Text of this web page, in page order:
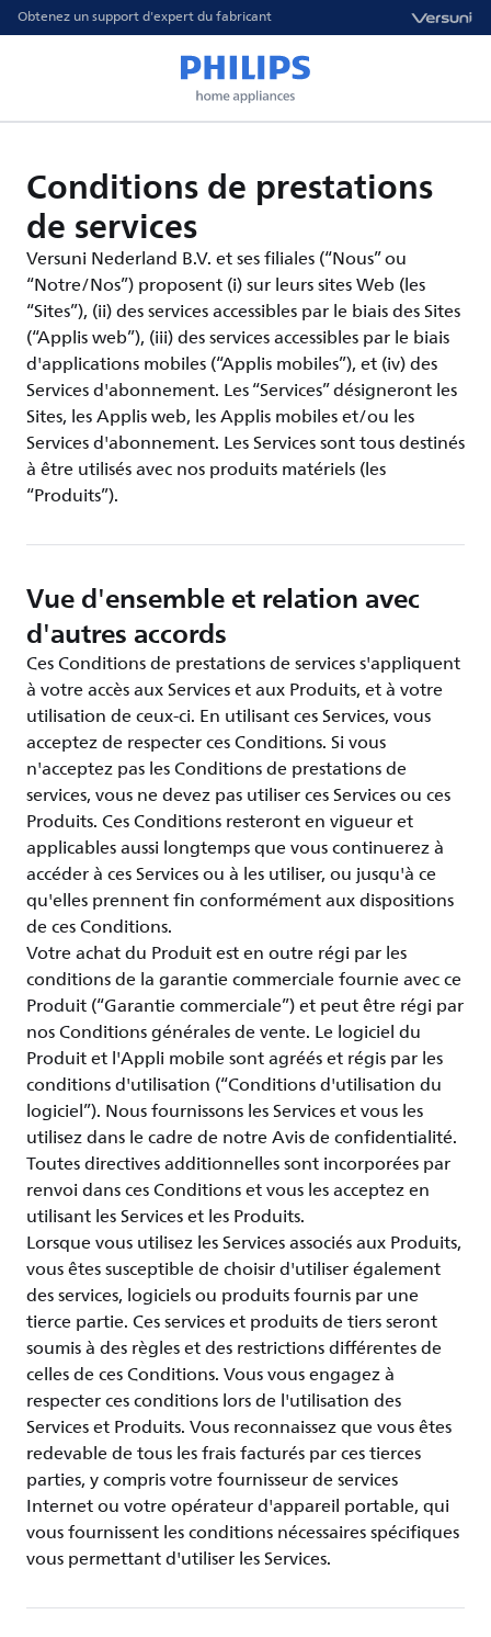
Obtenez un support d'expert du fabricant
Conditions de prestations
de services
Versuni Nederland B.V. et ses filiales (“Nous” ou
“Notre/Nos”) proposent (i) sur leurs sites Web (les
“Sites”), (ii) des services accessibles par le biais des Sites
(“Applis web”), (iii) des services accessibles par le biais
d'applications mobiles (“Applis mobiles”), et (iv) des
Services d'abonnement. Les “Services” désigneront les
Sites, les Applis web, les Applis mobiles et/ou les
Services d'abonnement. Les Services sont tous destinés
à être utilisés avec nos produits matériels (les
“Produits”).
Vue d'ensemble et relation avec
d'autres accords
Ces Conditions de prestations de services s'appliquent
à votre accès aux Services et aux Produits, et à votre
utilisation de ceux-ci. En utilisant ces Services, vous
acceptez de respecter ces Conditions. Si vous
n'acceptez pas les Conditions de prestations de
services, vous ne devez pas utiliser ces Services ou ces
Produits. Ces Conditions resteront en vigueur et
applicables aussi longtemps que vous continuerez à
accéder à ces Services ou à les utiliser, ou jusqu'à ce
qu'elles prennent fin conformément aux dispositions
de ces Conditions.
Votre achat du Produit est en outre régi par les
conditions de la garantie commerciale fournie avec ce
Produit (“Garantie commerciale”) et peut être régi par
nos Conditions générales de vente. Le logiciel du
Produit et l'Appli mobile sont agréés et régis par les
conditions d'utilisation (“Conditions d'utilisation du
logiciel”). Nous fournissons les Services et vous les
utilisez dans le cadre de notre Avis de confidentialité.
Toutes directives additionnelles sont incorporées par
renvoi dans ces Conditions et vous les acceptez en
utilisant les Services et les Produits.
Lorsque vous utilisez les Services associés aux Produits,
vous êtes susceptible de choisir d'utiliser également
des services, logiciels ou produits fournis par une
tierce partie. Ces services et produits de tiers seront
soumis à des règles et des restrictions différentes de
celles de ces Conditions. Vous vous engagez à
respecter ces conditions lors de l'utilisation des
Services et Produits. Vous reconnaissez que vous êtes
redevable de tous les frais facturés par ces tierces
parties, y compris votre fournisseur de services
Internet ou votre opérateur d'appareil portable, qui
vous fournissent les conditions nécessaires spécifiques
vous permettant d'utiliser les Services.